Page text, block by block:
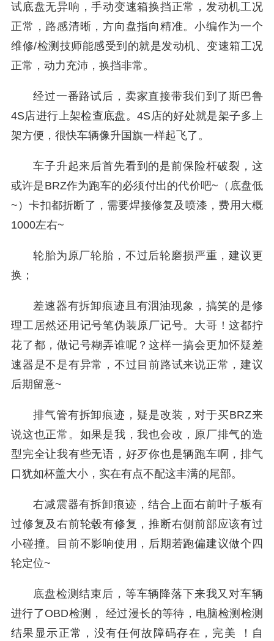
试底盘无异响，手动变速箱换挡正常，发动机工况
正常，路感清晰，方向盘指向精准。小编作为一个
维修/检测技师能感受到的就是发动机、变速箱工况
正常，动力充沛，换挡非常。
经过一番路试后，卖家直接带我们到了斯巴鲁
4S店进行上架检查底盘。4S店的好处就是架子多上
架方便，很快车辆像升国旗一样起飞了。
车子升起来后首先看到的是前保险杆破裂，这
或许是BRZ作为跑车的必须付出的代价吧~（底盘低
~）卡扣都折断了，需要焊接修复及喷漆，费用大概
1000左右~
轮胎为原厂轮胎，不过后轮磨损严重，建议更
换；
差速器有拆卸痕迹且有洇油现象，搞笑的是修
理工居然还用记号笔伪装原厂记号。大哥！这都拧
花了都，做记号糊弄谁呢？这样一搞会更加怀疑差
速器是不是有异常，不过目前路试来说正常，建议
后期留意~
排气管有拆卸痕迹，疑是改装，对于买BRZ来
说这也正常。如果是我，我也会改，原厂排气的造
型完全让我有些无语，好歹你也是辆跑车啊，排气
口犹如杯盖大小，实在有点不配这丰满的尾部。
右减震器有拆卸痕迹，结合上面右前叶子板有
过修复及右前轮毂有修复，推断右侧前部应该有过
小碰撞。目前不影响使用，后期若跑偏建议做个四
轮定位~
底盘检测结束后，等车辆降落下来我又对车辆
进行了OBD检测， 经过漫长的等待，电脑检测检测
结果显示正常，没有任何故障码存在，完美 ！自